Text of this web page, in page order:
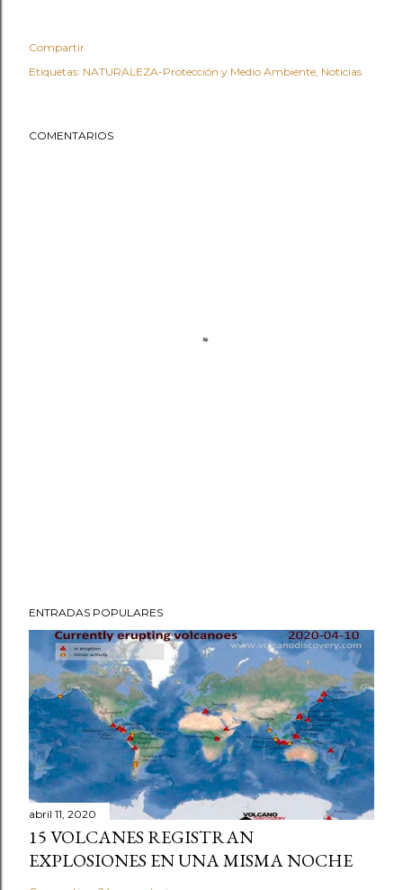
Compartir
Etiquetas: NATURALEZA-Protección y Medio Ambiente Noticias
COMENTARIOS
ENTRADAS POPULARES
abril 11, 2020
15 VOLCANES REGISTRAN
EXPLOSIONES EN UNA MISMA NOCHE